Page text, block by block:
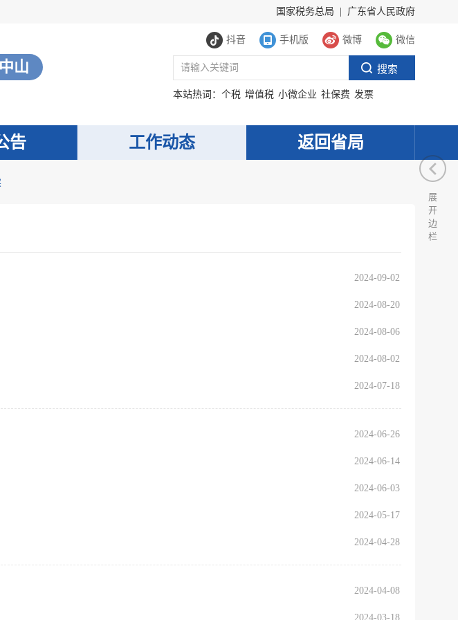
国家税务总局 广东省人民政府
抖音 手机版 微博 微信
中山
本站热词： 个税 增值税 小微企业 社保费 发票
告 工作动态 返回省局
2024-09-02
2024-08-20
2024-08-06
2024-08-02
2024-07-18
2024-06-26
2024-06-14
2024-06-03
2024-05-17
2024-04-28
2024-04-08
2024-03-18
展
开
边
栏